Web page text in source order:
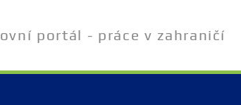
portál - práce v zahraničí